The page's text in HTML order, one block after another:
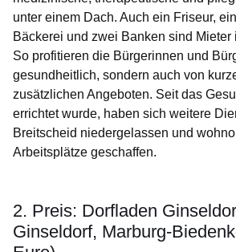
unter einem Dach. Auch ein Friseur,
Bäckerei und zwei Banken sind Mieter
So profitieren die Bürgerinnen und
gesundheitlich, sondern auch von
zusätzlichen Angeboten. Seit das
errichtet wurde, haben sich weitere
Breitscheid niedergelassen und
Arbeitsplätze geschaffen.
2. Preis: Dorfladen
Ginseldorf, Marburg-